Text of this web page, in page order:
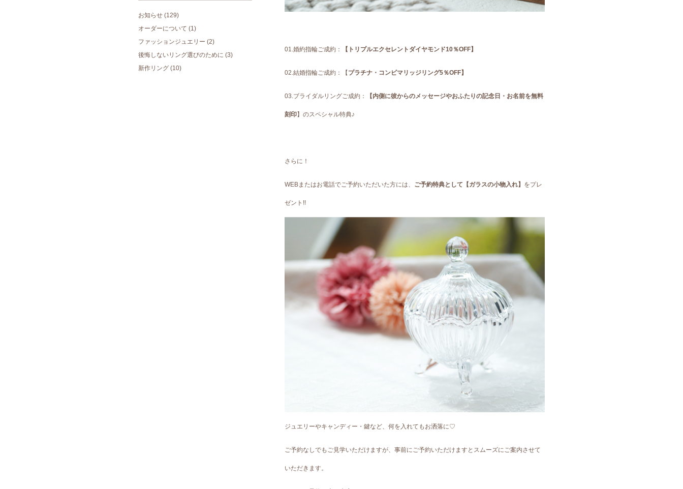
01.婚約指輪ご成約： 【トリプルエクセレントダイヤモンド10％OFF】
02.結婚指輪ご成約：【 プラチナ・コンビマリッジリング5％OFF】
03.ブライダルリングご成約： 【内側に彼からのメッセージやおふたりの記念日・お名前を無料
刻印】のスペシャル特典♪
さらに！
WEBまたはお電話でご予約いただいた方には、 ご予約特典として【ガラスの小物入れ】 をプレ
ゼント!!
ジュエリーやキャンディー・鍵など、何を入れてもお洒落に♡
ご予約なしでもご見学いただけますが、事前にご予約いただけますとスムーズにご案内させて
いただきます。
お知らせ (129)
オーダーについて (1)
ファッションジュエリー (2)
後悔しないリング選びのために (3)
新作リング (10)